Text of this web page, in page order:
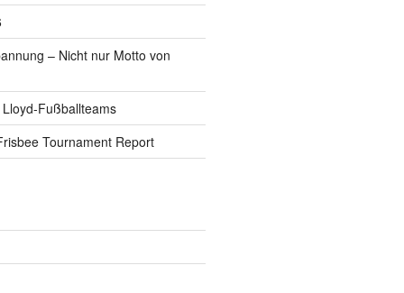
– Nicht nur Motto von
Fußballteams
Tournament Report